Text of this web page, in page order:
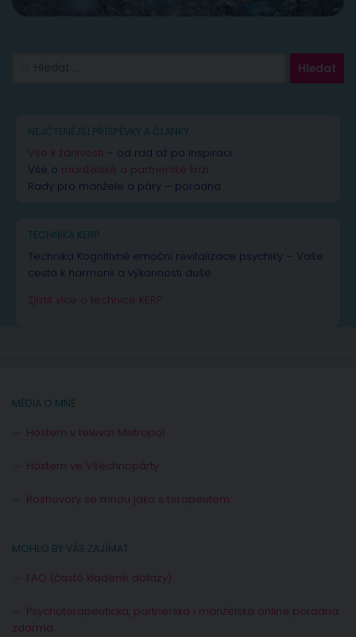
NEJČTENĚJŠÍ PŘÍSPĚVKY A ČLÁNKY
Vše k žárlivosti – od rad až po inspiraci
Vše o manželské a partnerské krizi
Rady pro manžele a páry – poradna
TECHNIKA KERP
Technika Kognitivně emoční revitalizace psychiky – Vaše
cesta k harmonii a výkonnosti duše.
Zjistit více o technice KERP
MÉDIA O MNĚ
Hostem v televizi Metropol
Hostem ve Všechnopárty
Rozhovory se mnou jako s terapeutem
MOHLO BY VÁS ZAJÍMAT
FAQ (často kladené dotazy)
Psychoterapeutická, partnerská i manželská online poradna
zdarma